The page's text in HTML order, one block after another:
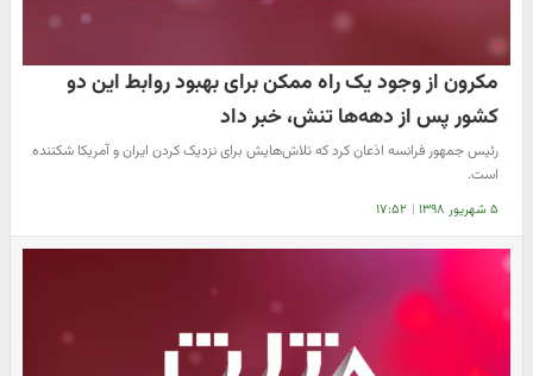
مکرون از وجود یک راه ممکن برای بهبود روابط این دو
کشور پس از دهه‌ها تنش، خبر داد
رئیس جمهور فرانسه اذعان کرد که تلاش‌هایش برای نزدیک کردن ایران و آمریکا شکننده
است.
۵ شهریور ۱۳۹۸ | ۱۷:۵۲